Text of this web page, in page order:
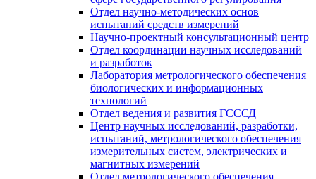
Отдел научно-методических основ
испытаний средств измерений
Научно-проектный консультационный центр
Отдел координации научных исследований
и разработок
Лаборатория метрологического обеспечения
биологических и информационных
технологий
Отдел ведения и развития ГСССД
Центр научных исследований, разработки,
испытаний, метрологического обеспечения
измерительных систем, электрических и
магнитных измерений
Отдел метрологического обеспечения